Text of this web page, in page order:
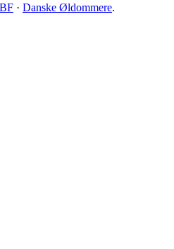
· Danske Øldommere.